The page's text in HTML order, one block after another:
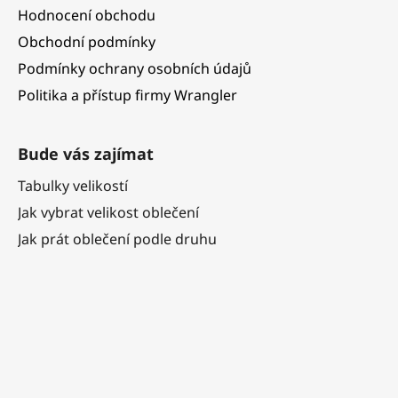
Hodnocení obchodu
Obchodní podmínky
Podmínky ochrany osobních údajů
Politika a přístup firmy Wrangler
Bude vás zajímat
Tabulky velikostí
Jak vybrat velikost oblečení
Jak prát oblečení podle druhu